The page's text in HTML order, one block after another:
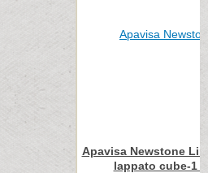
Apavisa Newstone
lappato cube-1